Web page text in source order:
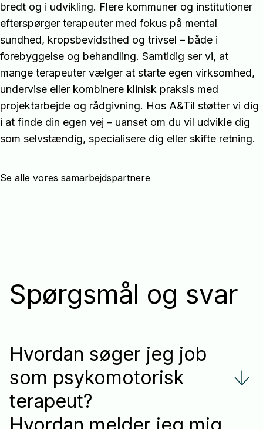
bredt og i udvikling. Flere kommuner og institutioner
efterspørger terapeuter med fokus på mental
sundhed, kropsbevidsthed og trivsel – både i
forebyggelse og behandling. Samtidig ser vi, at
mange terapeuter vælger at starte egen virksomhed,
undervise eller kombinere klinisk praksis med
projektarbejde og rådgivning. Hos A&Til støtter vi dig
i at finde din egen vej – uanset om du vil udvikle dig
som selvstændig, specialisere dig eller skifte retning.
Se alle vores samarbejdspartnere
Spørgsmål og svar
Hvordan søger jeg job
som psykomotorisk
terapeut?